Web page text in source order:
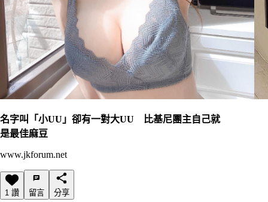
名字叫「小UU」卻有一對大UU 比基尼團主自己就
是最佳麻豆
www.jkforum.net
1 讚 留言 分享